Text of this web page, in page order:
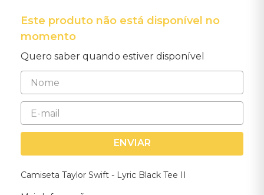
Este produto não está disponível no
momento
Quero saber quando estiver disponível
ENVIAR
Camiseta Taylor Swift - Lyric Black Tee II